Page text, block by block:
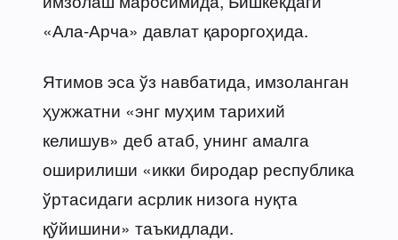
«Ала-Арча» давлат қароргоҳида.
Ятимов эса ўз навбатида, имзоланган
ҳужжатни «энг муҳим тарихий
келишув» деб атаб, унинг амалга
оширилиши «икки биродар республика
ўртасидаги асрлик низога нуқта
қўйишини» таъкидлади.